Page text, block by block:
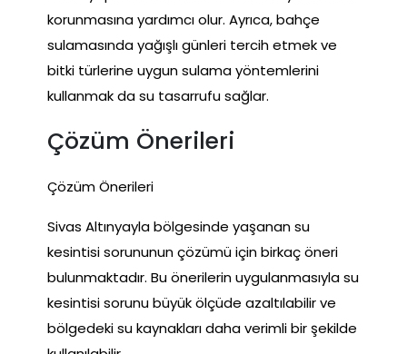
korunmasına yardımcı olur. Ayrıca, bahçe
sulamasında yağışlı günleri tercih etmek ve
bitki türlerine uygun sulama yöntemlerini
kullanmak da su tasarrufu sağlar.
Çözüm Önerileri
Çözüm Önerileri
Sivas Altınyayla bölgesinde yaşanan su
kesintisi sorununun çözümü için birkaç öneri
bulunmaktadır. Bu önerilerin uygulanmasıyla su
kesintisi sorunu büyük ölçüde azaltılabilir ve
bölgedeki su kaynakları daha verimli bir şekilde